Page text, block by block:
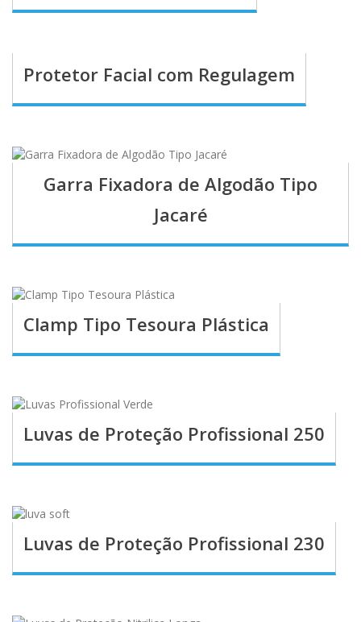
Protetor Facial com Regulagem
Garra Fixadora de Algodão Tipo
Jacaré
Clamp Tipo Tesoura Plástica
Luvas de Proteção Profissional 250
Luvas de Proteção Profissional 230